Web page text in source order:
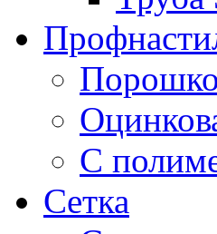
C
Сетка